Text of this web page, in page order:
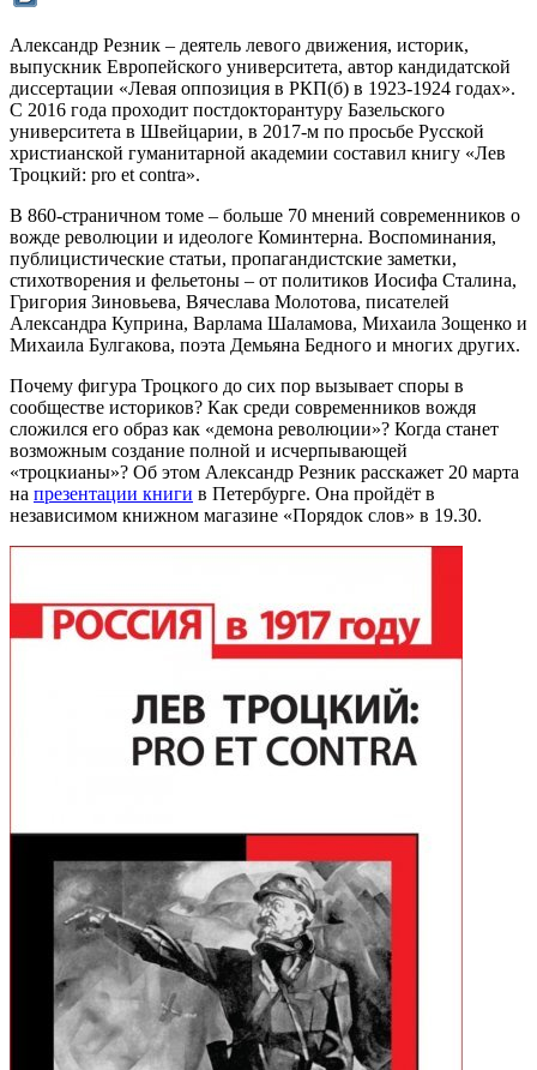
Александр Резник – деятель левого движения, историк,
выпускник Европейского университета, автор кандидатской
диссертации «Левая оппозиция в РКП(б) в 1923-1924 годах».
С 2016 года проходит постдокторантуру Базельского
университета в Швейцарии, в 2017-м по просьбе Русской
христианской гуманитарной академии составил книгу «Лев
Троцкий: pro et contra».
В 860-страничном томе – больше 70 мнений современников о
вожде революции и идеологе Коминтерна. Воспоминания,
публицистические статьи, пропагандистские заметки,
стихотворения и фельетоны – от политиков Иосифа Сталина,
Григория Зиновьева, Вячеслава Молотова, писателей
Александра Куприна, Варлама Шаламова, Михаила Зощенко и
Михаила Булгакова, поэта Демьяна Бедного и многих других.
Почему фигура Троцкого до сих пор вызывает споры в
сообществе историков? Как среди современников вождя
сложился его образ как «демона революции»? Когда станет
возможным создание полной и исчерпывающей
«троцкианы»? Об этом Александр Резник расскажет 20 марта
на презентации книги в Петербурге. Она пройдёт в
независимом книжном магазине «Порядок слов» в 19.30.